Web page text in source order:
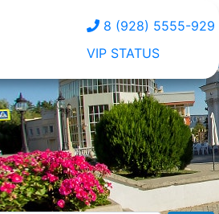
8 (928) 5555-929
VIP STATUS